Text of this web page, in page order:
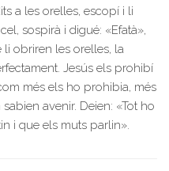
a les orelles, escopí i li
sospirà i digué: «Efatà»,
li obriren les orelles, la
Jesús els prohibí
més els ho prohibia, més
avenir. Deien: «Tot ho
i que els muts parlin».